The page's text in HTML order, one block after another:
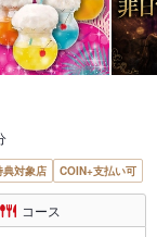
典対象店 COIN+支払い可
コース